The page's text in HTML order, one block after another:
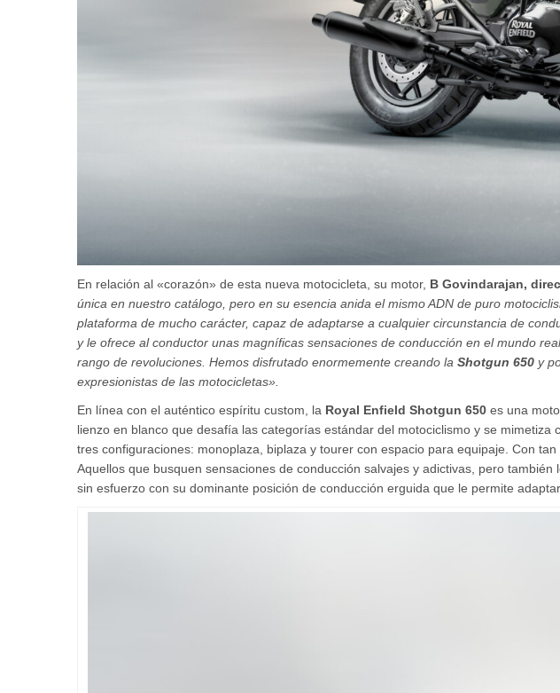
En relación al «corazón» de esta nueva motocicleta, su motor, B Govindarajan,
única en nuestro catálogo, pero en su esencia anida el mismo ADN de puro
plataforma de mucho carácter, capaz de adaptarse a cualquier circunstancia de
y le ofrece al conductor unas magníficas sensaciones de conducción en el mundo
rango de revoluciones. Hemos disfrutado enormemente creando la Shotgun 650 y
expresionistas de las motocicletas».
En línea con el auténtico espíritu custom, la Royal Enfield Shotgun 650 es una
lienzo en blanco que desafía las categorías estándar del motociclismo y se
tres configuraciones: monoplaza, biplaza y tourer con espacio para equipaje. Con
Aquellos que busquen sensaciones de conducción salvajes y adictivas, pero
sin esfuerzo con su dominante posición de conducción erguida que le permite